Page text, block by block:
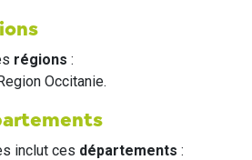
régions :
Occitanie.
inclut ces départements :